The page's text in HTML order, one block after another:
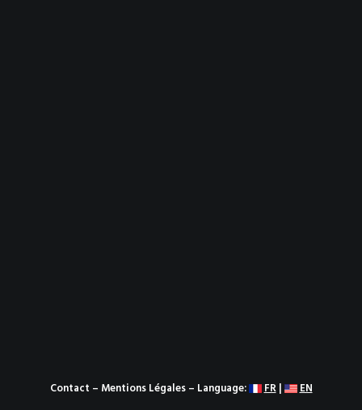
Contact – Mentions Légales– Language: FR| EN